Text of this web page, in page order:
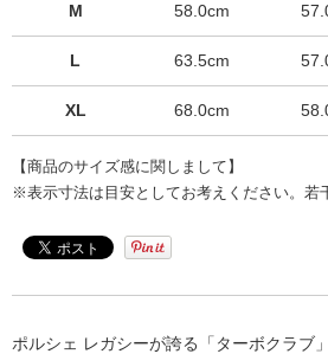
M 58.0cm
L 63.5cm
XL 68.0cm
【商品のサイズ感に関しまして】
※表示寸法は目安としてお考えください。若
ポルシェ レガシーが誇る「ターボクラブ